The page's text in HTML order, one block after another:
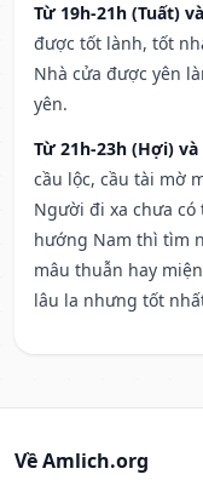
Từ 19h-21h (Tuất)
được tốt lành, tốt
Nhà cửa được yên
yên.
Từ 21h-23h (Hợi)
cầu lộc, cầu tài mờ
Người đi xa chưa
hướng Nam thì tìm
mâu thuẫn hay
lâu la nhưng tốt
Về Amlich.org